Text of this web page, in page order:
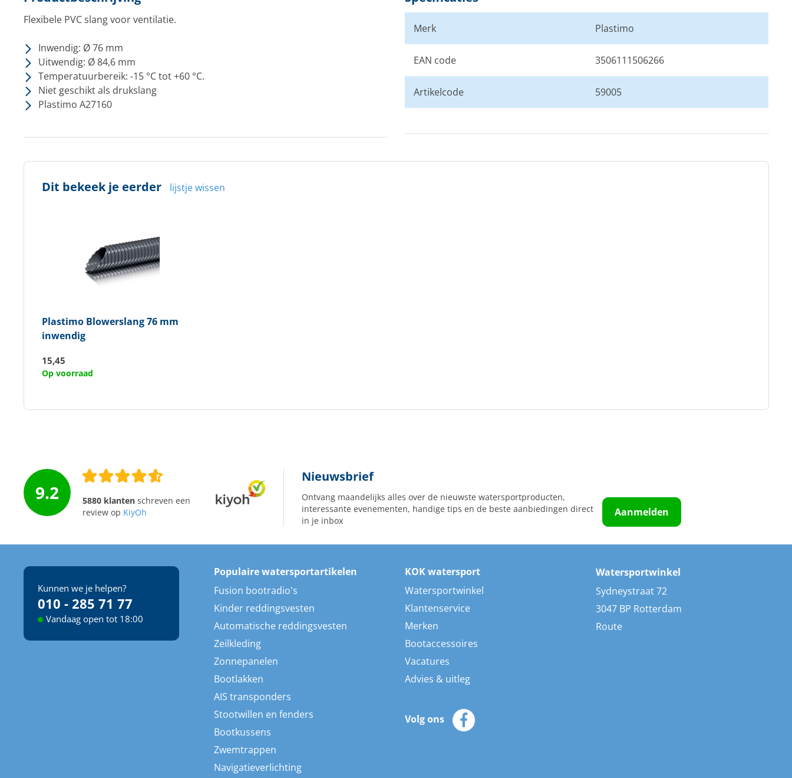
Flexibele PVC slang voor ventilatie.
Inwendig: Ø 76 mm
Uitwendig: Ø 84,6 mm
Temperatuurbereik: -15 °C tot +60 °C.
Niet geschikt als drukslang
Plastimo A27160
Merk Plastimo
EAN code 3506111506266
Artikelcode 59005
Dit bekeek je eerder lijstje wissen
PlastimoBlowerslang 76 mm
inwendig
15,45
Op voorraad
9.2 5880 klantenschreven een
review op KiyOh
Nieuwsbrief
Ontvang maandelijks alles over de nieuwste watersportproducten,
interessante evenementen, handige tips en de beste aanbiedingen direct
in je inbox
Aanmelden
Kunnen we je helpen?
010 - 285 71 77
Vandaag open tot 18:00
Populaire watersportartikelen
Fusion bootradio's
Kinder reddingsvesten
Automatische reddingsvesten
Zeilkleding
Zonnepanelen
Bootlakken
AIS transponders
Stootwillen en fenders
Bootkussens
Zwemtrappen
Navigatieverlichting
KOK watersport
Watersportwinkel
Klantenservice
Merken
Bootaccessoires
Vacatures
Advies & uitleg
Volg ons
Watersportwinkel
Sydneystraat 72
3047 BP Rotterdam
Route